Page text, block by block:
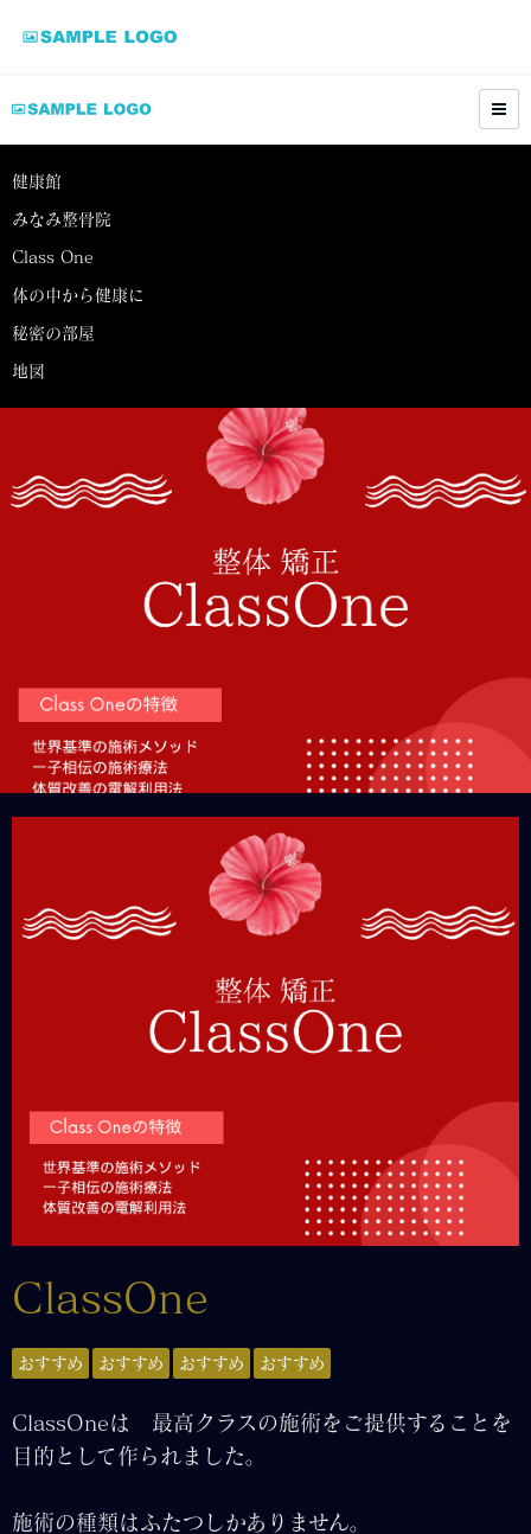
健康館
みなみ整骨院
Class One
体の中から健康に
秘密の部屋
地図
ClassOne
おすすめ おすすめ おすすめ おすすめ
ClassOneは 最高クラスの施術をご提供することを
目的として作られました。
施術の種類は ふたつ しかありません。